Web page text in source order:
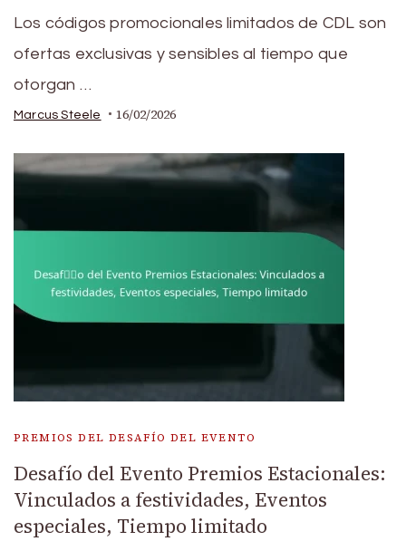
Los códigos promocionales limitados de CDL son
ofertas exclusivas y sensibles al tiempo que
otorgan …
Marcus Steele 16/02/2026
PREMIOS DEL DESAFÍO DEL EVENTO
Desafío del Evento Premios Estacionales:
Vinculados a festividades, Eventos
especiales, Tiempo limitado